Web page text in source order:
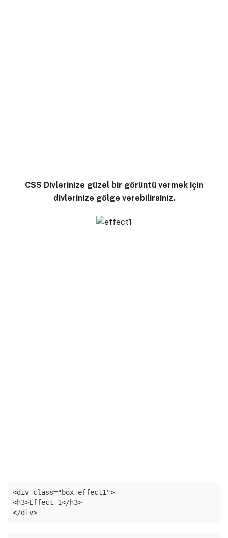
CSS Divlerinize güzel bir görüntü vermek için
divlerinize gölge verebilirsiniz.
<div class="box effect1">
<h3>Effect 1</h3>
</div>